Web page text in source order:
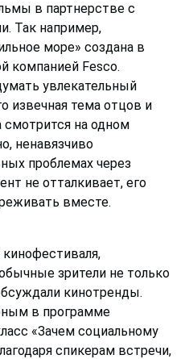
в партнерстве с
Так например,
море» создана в
компанией Fesco.
увлекательный
извечная тема отцов и
смотрится на одном
ненавязчиво
проблемах через
не отталкивает, его
вместе.
зрители не только
кинотренды.
в программе
«Зачем социальному
спикерам встречи,